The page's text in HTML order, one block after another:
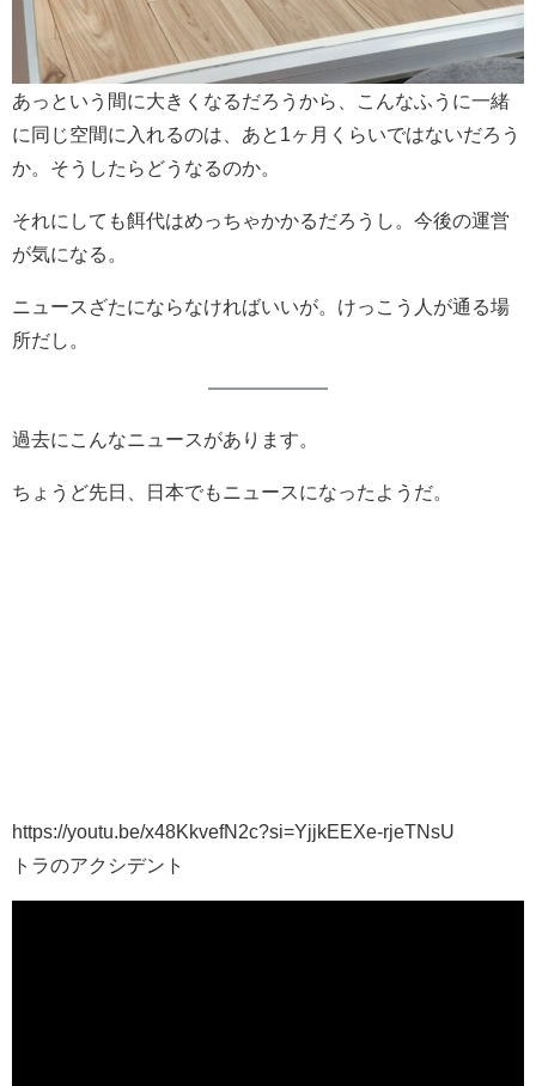
あっという間に大きくなるだろうから、こんなふうに一緒
に同じ空間に入れるのは、あと1ヶ月くらいではないだろう
か。そうしたらどうなるのか。
それにしても餌代はめっちゃかかるだろうし。今後の運営
が気になる。
ニュースざたにならなければいいが。けっこう人が通る場
所だし。
過去にこんなニュースがあります。
ちょうど先日、日本でもニュースになったようだ。
https://youtu.be/x48KkvefN2c?si=YjjkEEXe-rjeTNsU
トラのアクシデント